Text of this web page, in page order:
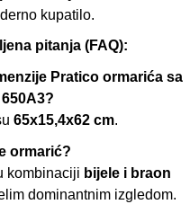
kupatilo.
pitanja (FAQ):
Pratico ormarića sa
65x15,4x62 cm.
ormarić?
kombinaciji bijele i braon
dominantnim izgledom.